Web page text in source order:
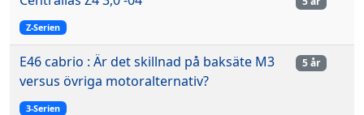
Z-Serien
E46 cabrio : Är det skillnad på baksäte M3
versus övriga motoralternativ?
3-Serien
5 år